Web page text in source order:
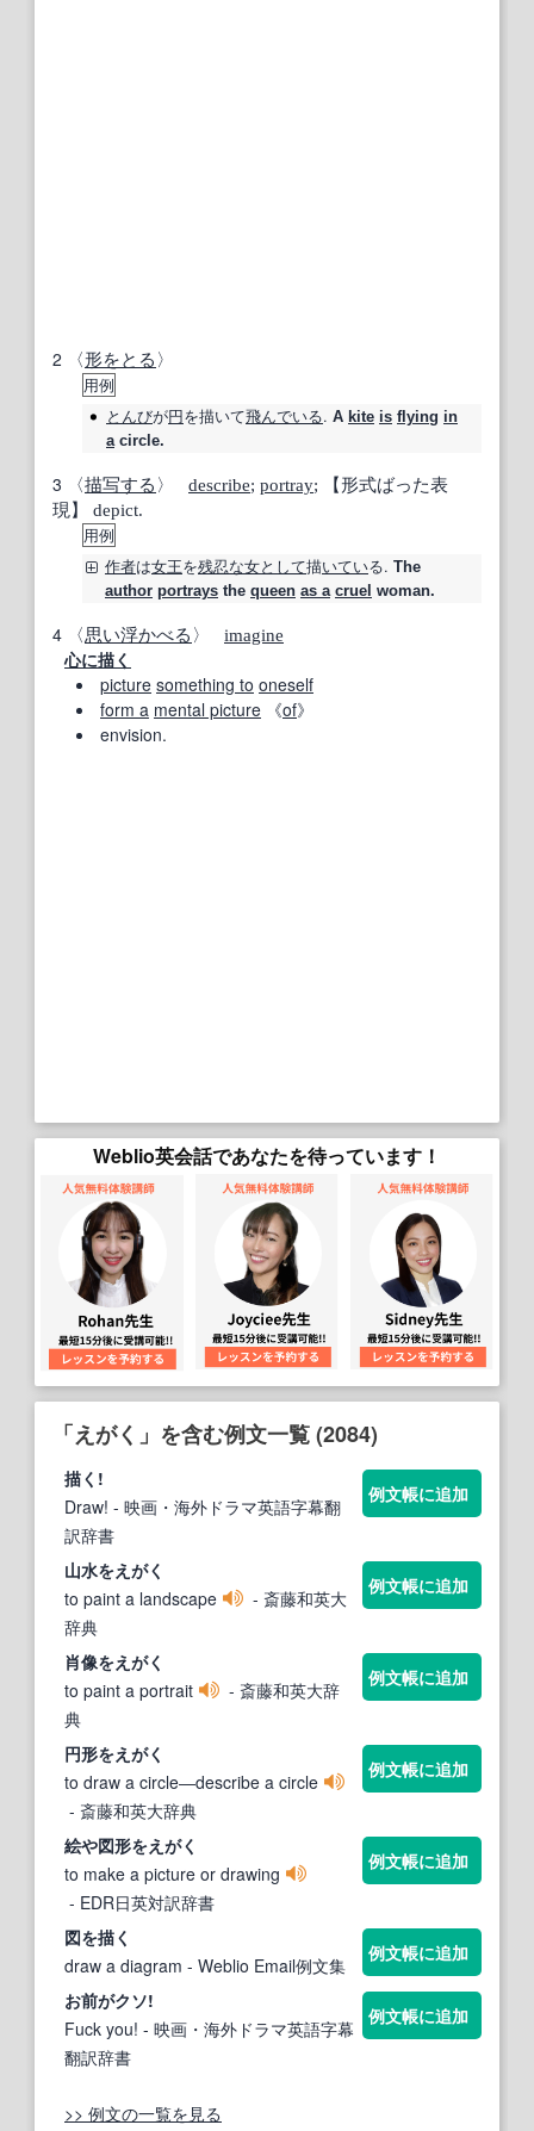
2 〈形をとる 〉
用例
とんびが円を描いて飛んでいる. A kite is flying in
a circle.
3 〈描写する 〉 describe; portray;
【形式ばった表
現】
depict.
用例
作者は女王を残忍な女として描いている. The
author portrays the queen as a cruel woman.
4 〈思い浮かべる 〉 imagine
心に描く
picture something to oneself
form a mental picture 《of》
envision.
Weblio英会話であなたを待っています！
「えがく」を含む例文一覧 (2084)
描く!
Draw! - 映画・海外ドラマ英語字幕翻
訳辞書
例文帳に追加
山水をえがく
to paint a landscape
- 斎藤和英大
辞典
例文帳に追加
肖像をえがく
to paint a portrait
- 斎藤和英大辞
典
例文帳に追加
円形をえがく
to draw a circle―describe a circle
- 斎藤和英大辞典
例文帳に追加
絵や図形をえがく
to make a picture or drawing
- EDR日英対訳辞書
例文帳に追加
図を描く
draw a diagram - Weblio Email例文集
例文帳に追加
お前がクソ!
Fuck you! - 映画・海外ドラマ英語字幕
翻訳辞書
例文帳に追加
>> 例文の一覧を見る